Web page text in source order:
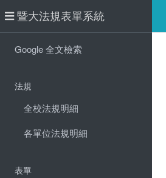
暨大法規表單系統
Google 全文檢索
法規
全校法規明細
各單位法規明細
表單